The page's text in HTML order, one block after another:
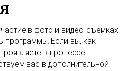
в фото и видео-съемках
программы. Если вы, как
в процессе
вас в дополнительной